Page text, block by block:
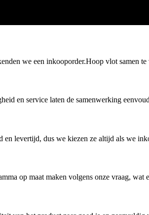
we een inkooporder.Hoop vlot samen te
en service laten de samenwerking
levertijd, dus we kiezen ze altijd als we
op maat maken volgens onze vraag, wat